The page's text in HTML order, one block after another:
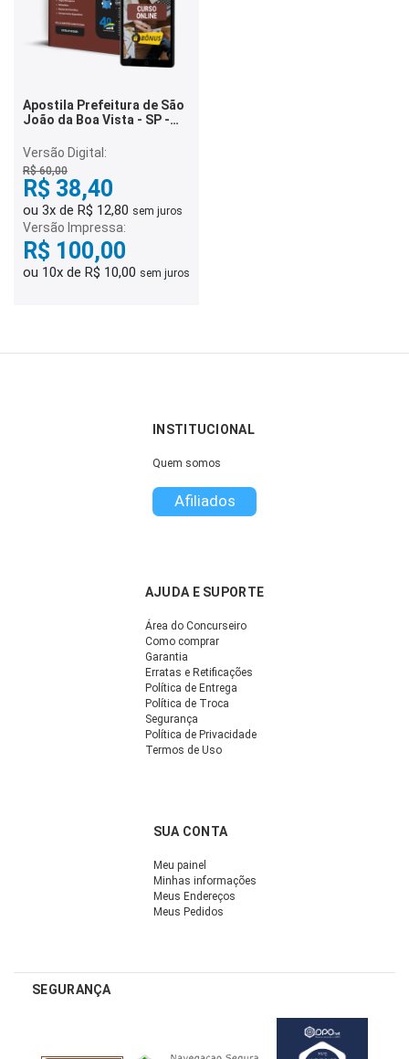
Apostila Prefeitura de São
João da Boa Vista - SP -
Versão Digital:
R$ 60,00
R$ 38,40
ou 3x de R$ 12,80 sem juros
Versão Impressa:
R$ 100,00
ou 10x de R$ 10,00 sem juros
INSTITUCIONAL
Quem somos
Afiliados
AJUDA E SUPORTE
Área do Concurseiro
Como comprar
Garantia
Erratas e Retificações
Política de Entrega
Política de Troca
Segurança
Política de Privacidade
Termos de Uso
SUA CONTA
Meu painel
Minhas informações
Meus Endereços
Meus Pedidos
SEGURANÇA